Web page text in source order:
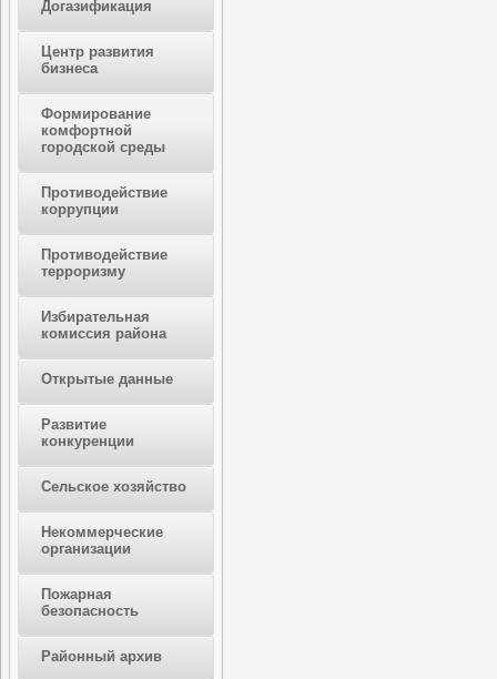
Догазификация
Центр развития
бизнеса
Формирование
комфортной
городской среды
Противодействие
коррупции
Противодействие
терроризму
Избирательная
комиссия района
Открытые данные
Развитие
конкуренции
Сельское хозяйство
Некоммерческие
организации
Пожарная
безопасность
Районный архив